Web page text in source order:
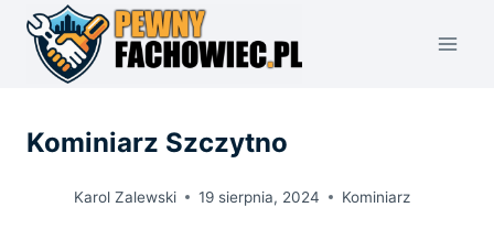
Przejdź
treści
Kominiarz Szczytno
Karol Zalewski 19 sierpnia, 2024 Kominiarz